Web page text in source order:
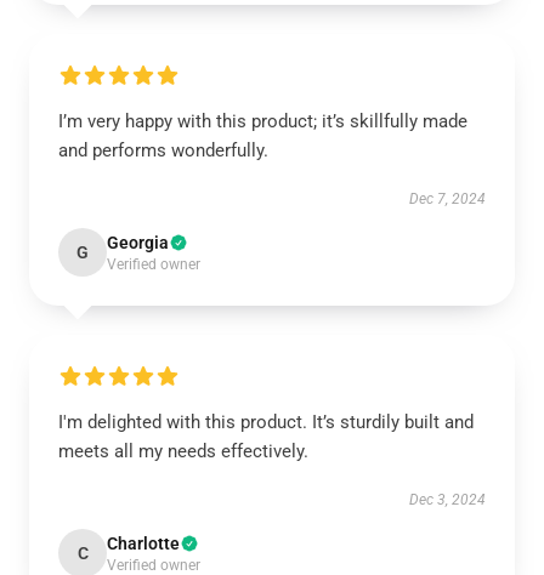
I’m very happy with this product; it’s skillfully made
and performs wonderfully.
Dec 7, 2024
G Georgia
Verified owner
I'm delighted with this product. It’s sturdily built and
meets all my needs effectively.
Dec 3, 2024
C Charlotte
Verified owner